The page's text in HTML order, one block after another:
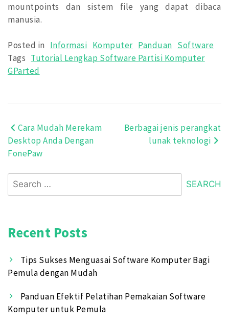
mountpoints dan sistem file yang dapat dibaca
manusia.
Posted in Informasi Komputer Panduan Software
Tags Tutorial Lengkap Software Partisi Komputer
GParted
Post
navigation
Cara Mudah Merekam
Desktop Anda Dengan
FonePaw
Berbagai jenis perangkat
lunak teknologi
Search
for:
Recent Posts
Tips Sukses Menguasai Software Komputer Bagi
Pemula dengan Mudah
Panduan Efektif Pelatihan Pemakaian Software
Komputer untuk Pemula